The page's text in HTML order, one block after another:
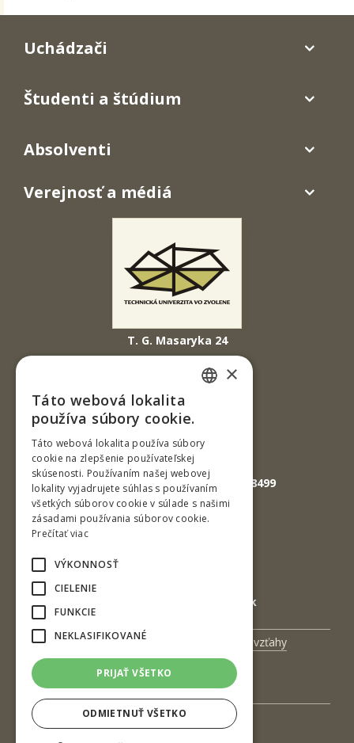
T. G. Masaryka 24
960 01 Zvolen
Slovenská republika
Tel.: +421-45-520 61 11
Fax: +421-45-533 00 27
E-mail: info@tuzvo.sk
GPS súradnice: 48.572024,19.118499
E-mail: podatelna@tuzvo.sk
Uchádzači
Študenti a štúdium
Absolventi
Verejnosť a médiá
Univerzitný magazín
Medzinárodné vzťahy
Veda a výskum
Zamestnanci
Kontakt
×
Táto webová lokalita
používa súbory cookie.
Táto webová lokalita používa súbory
cookie na zlepšenie používateľskej
skúsenosti. Používaním našej webovej
lokality vyjadrujete súhlas s používaním
všetkých súborov cookie v súlade s našimi
zásadami používania súborov cookie.
Prečítať viac
VÝKONNOSŤ
CIELENIE
FUNKCIE
NEKLASIFIKOVANÉ
PRIJAŤ VŠETKO
ODMIETNUŤ VŠETKO